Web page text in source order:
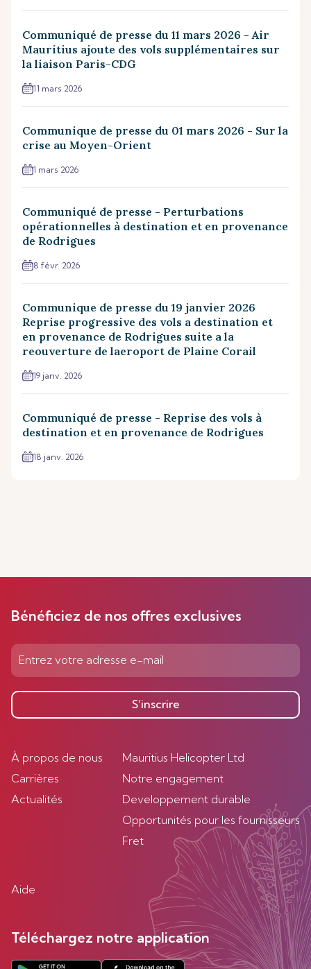
Communiqué de presse du 11 mars 2026 - Air
Mauritius ajoute des vols supplémentaires sur
la liaison Paris-CDG
11 mars 2026
Communique de presse du 01 mars 2026 - Sur la
crise au Moyen-Orient
1 mars 2026
Communiqué de presse - Perturbations
opérationnelles à destination et en provenance
de Rodrigues
8 févr. 2026
Communique de presse du 19 janvier 2026
Reprise progressive des vols a destination et
en provenance de Rodrigues suite a la
reouverture de laeroport de Plaine Corail
19 janv. 2026
Communiqué de presse - Reprise des vols à
destination et en provenance de Rodrigues
18 janv. 2026
Bénéficiez de nos offres exclusives
S’inscrire
À propos de nous
Carrières
Actualités
Mauritius Helicopter Ltd
Notre engagement
Developpement durable
Opportunités pour les fournisseurs
Fret
Aide
Téléchargez notre application